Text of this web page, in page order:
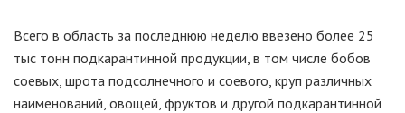
Всего в область за последнюю неделю ввезено более 25
тыс тонн подкарантинной продукции, в том числе бобов
соевых, шрота подсолнечного и соевого, круп различных
наименований, овощей, фруктов и другой подкарантинной